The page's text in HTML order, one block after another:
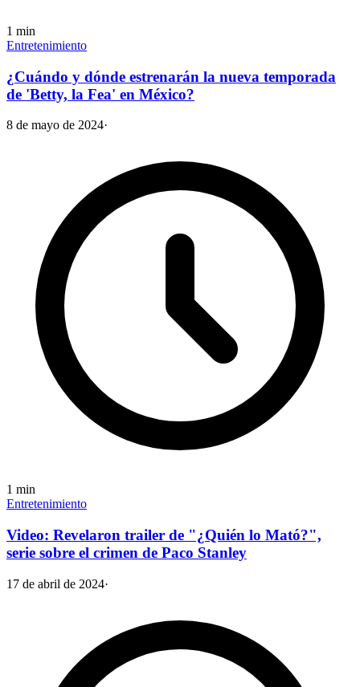
1 min
Entretenimiento
¿Cuándo y dónde estrenarán la nueva temporada
de 'Betty, la Fea' en México?
8 de mayo de 2024·
1 min
Entretenimiento
Video: Revelaron trailer de "¿Quién lo Mató?",
serie sobre el crimen de Paco Stanley
17 de abril de 2024·